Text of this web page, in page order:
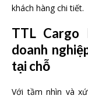
khách hàng chi tiết.
TTL
doanh
tại chỗ
Với tầm nhìn và